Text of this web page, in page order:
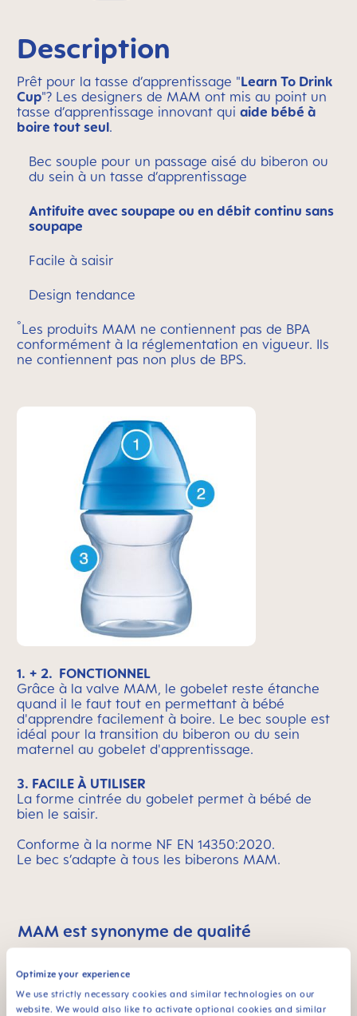
Optimize your experience
We use strictly necessary cookies and similar technologies on our
website. We would also like to activate optional cookies and similar
Description
Prêt pour la tasse d’apprentissage "Learn To Drink
Cup"? Les designers de MAM ont mis au point un
tasse d’apprentissage innovant qui aide bébé à
boire tout seul.
Bec souple pour un passage aisé du biberon ou
du sein à un tasse d’apprentissage
Antifuite avec soupape ou en débit continu sans
soupape
Facile à saisir
Design tendance
°Les produits MAM ne contiennent pas de BPA
conformément à la réglementation en vigueur. Ils
ne contiennent pas non plus de BPS.
1. + 2. FONCTIONNEL
Grâce à la valve MAM, le gobelet reste étanche
quand il le faut tout en permettant à bébé
d'apprendre facilement à boire. Le bec souple est
idéal pour la transition du biberon ou du sein
maternel au gobelet d'apprentissage.
3. FACILE À UTILISER
La forme cintrée du gobelet permet à bébé de
bien le saisir.
Conforme à la norme NF EN 14350:2020.
Le bec s’adapte à tous les biberons MAM.
Skip MAM Means Quality Icon Bar
MAM est synonyme de qualité